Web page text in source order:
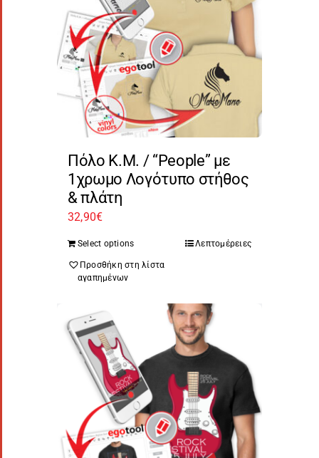
Πόλο Κ.Μ. / “People” με
1χρωμο Λογότυπο στήθος
& πλάτη
32,90€
Select options Λεπτομέρειες
Προσθήκη στη λίστα
αγαπημένων